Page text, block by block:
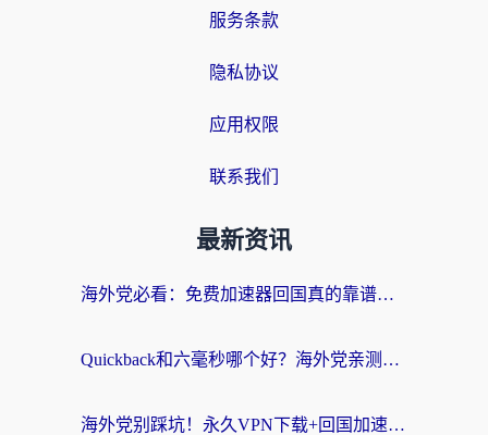
服务条款
隐私协议
应用权限
联系我们
最新资讯
海外党必看：免费加速器回国真的靠谱吗？3步教你选到好用的归雁替代
Quickback和六毫秒哪个好？海外党亲测：选对回国加速器，无缝刷剧办公不再愁
海外党别踩坑！永久VPN下载+回国加速器选择指南，无缝刷国内剧游戏支付